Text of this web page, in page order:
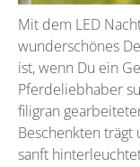
Mit dem LED
wunderschönes
ist, wenn Du ein
Pferdeliebhaber
filigran
Beschenkten
sanft